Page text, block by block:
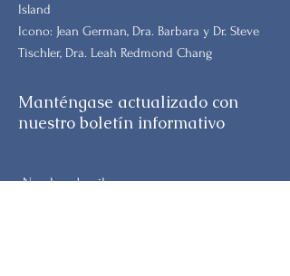
Island
Icono: Jean German, Dra. Barbara y Dr. Steve
Tischler, Dra. Leah Redmond Chang
Manténgase actualizado con
nuestro boletín informativo
Nombre de pila